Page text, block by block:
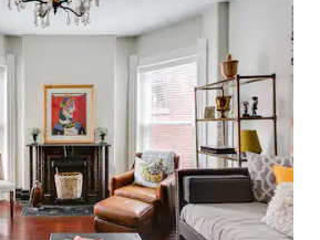
z značko »Izbira gostov«